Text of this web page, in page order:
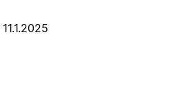
11.1.2025